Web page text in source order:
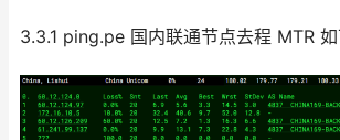
3.3.1 ping.pe 国内联通节点去程 MTR 如